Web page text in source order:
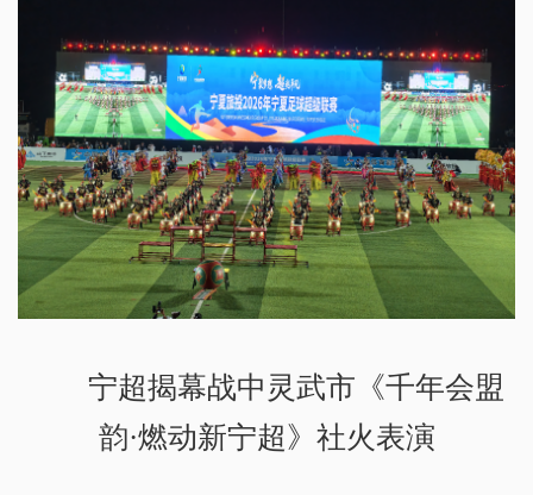
宁超揭幕战中灵武市《千年会盟
韵·燃动新宁超》社火表演